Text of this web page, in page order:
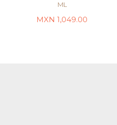
LEER MÁS
ML
1,049.00